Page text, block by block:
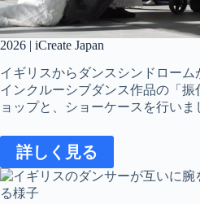
2026 | iCreate Japan
イギリスからダンスシンドローム
インクルーシブダンス作品の「
ョップと、ショーケースを行いま
詳しく見る